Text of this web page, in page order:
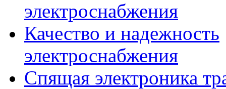
электроснабжения
Качество и надежность
электроснабжения
Спящая электроника